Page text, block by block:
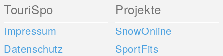
TouriSpo
Impressum
Datenschutz
Projekte
SnowOnline
SportFits